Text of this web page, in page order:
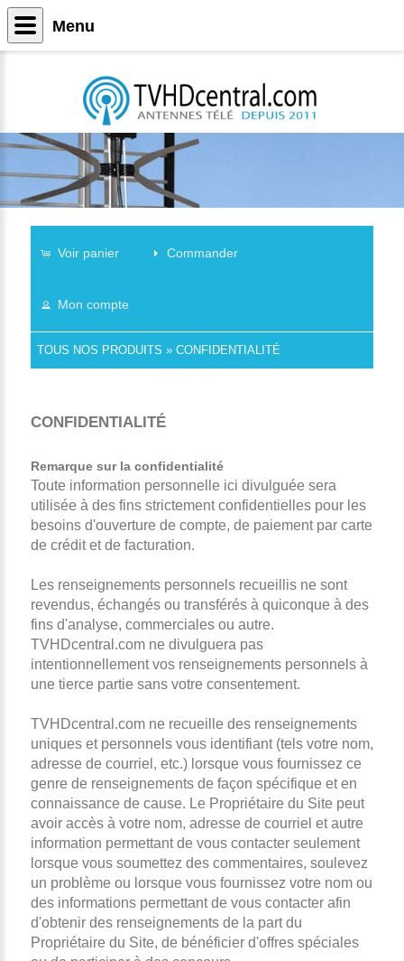
Voir panier Commander
Mon compte
TOUS NOS PRODUITS » CONFIDENTIALITÉ
CONFIDENTIALITÉ
Remarque sur la confidentialité
Toute information personnelle ici divulguée sera
utilisée à des fins strictement confidentielles pour les
besoins d'ouverture de compte, de paiement par carte
de crédit et de facturation.
Les renseignements personnels recueillis ne sont
revendus, échangés ou transférés à quiconque à des
fins d'analyse, commerciales ou autre.
TVHDcentral.com ne divulguera pas
intentionnellement vos renseignements personnels à
une tierce partie sans votre consentement.
TVHDcentral.com ne recueille des renseignements
uniques et personnels vous identifiant (tels votre nom,
adresse de courriel, etc.) lorsque vous fournissez ce
genre de renseignements de façon spécifique et en
connaissance de cause. Le Propriétaire du Site peut
avoir accès à votre nom, adresse de courriel et autre
information permettant de vous contacter seulement
lorsque vous soumettez des commentaires, soulevez
un problème ou lorsque vous fournissez votre nom ou
des informations permettant de vous contacter afin
d'obtenir des renseignements de la part du
Propriétaire du Site, de bénéficier d'offres spéciales
Menu